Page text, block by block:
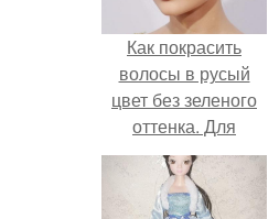
Как покрасить
волосы в русый
цвет без зеленого
оттенка. Для
здоровья волос:
причины появления
зеленого оттенка